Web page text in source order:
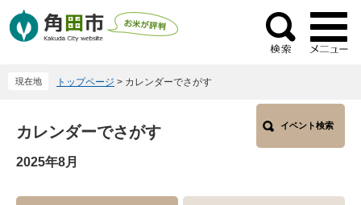
ー
ニ
検
索
現在地 トップページ > カレンダーでさがす
文
カレンダーでさがす イベント検索
2025年8月